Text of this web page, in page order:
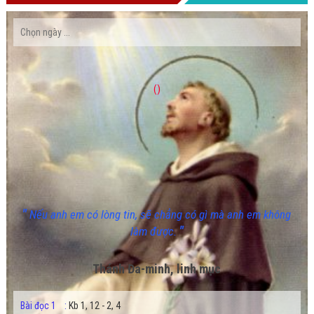
()
"Nếu anh em có lòng tin, sẽ chẳng có gì mà anh em không
làm được."
Thánh Đa-minh, linh mục
Bài đọc 1 : Kb 1, 12 - 2, 4